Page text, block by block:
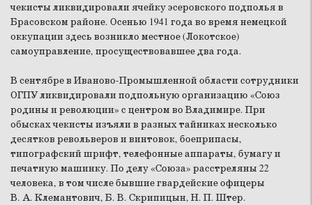
чекисты ликвидировали ячейку эсеровского подполья в
Брасовском районе. Осенью 1941 года во время немецкой
оккупации здесь возникло местное (Локотское)
самоуправление, просуществовавшее два года.
В сентябре в Иваново-Промышленной области сотрудники
ОГПУ ликвидировали подпольную организацию «Союз
родины и революции» с центром во Владимире. При
обысках чекисты изъяли в разных тайниках несколько
десятков револьверов и винтовок, боеприпасы,
типографский шрифт, телефонные аппараты, бумагу и
печатную машинку. По делу «Союза» расстреляны 22
человека, в том числе бывшие гвардейские офицеры
В. А. Клемантович, Б. В. Скрипицын, Н. П. Штер.